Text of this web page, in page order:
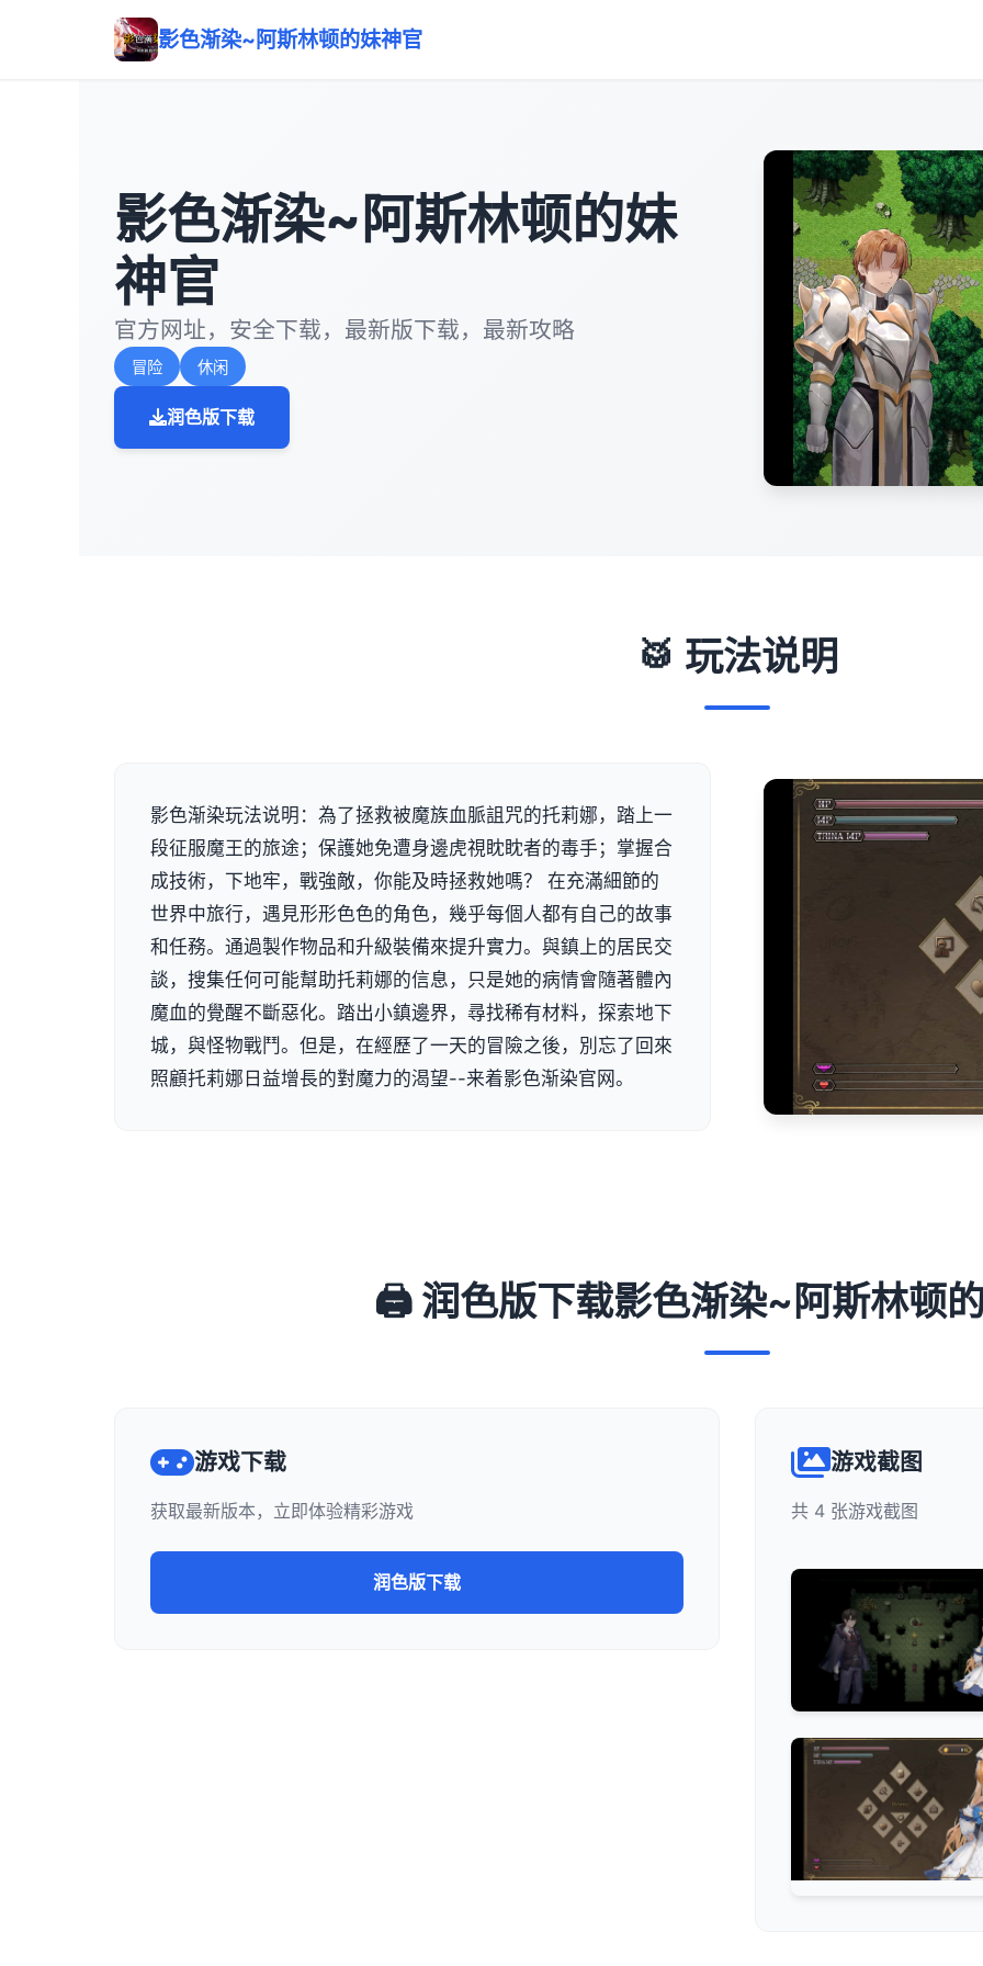
影色渐染~阿斯林顿的妹神官
影色渐染~阿斯林顿的妹
神官
官方网址，安全下载，最新版下载，最新攻略
冒险 休闲
润色版下载
🥁 玩法说明
影色渐染玩法说明：為了拯救被魔族血脈詛咒的托莉娜，踏上一
段征服魔王的旅途；保護她免遭身邊虎視眈眈者的毒手；掌握合
成技術，下地牢，戰強敵，你能及時拯救她嗎？ 在充滿細節的
世界中旅行，遇見形形色色的角色，幾乎每個人都有自己的故事
和任務。通過製作物品和升級裝備來提升實力。與鎮上的居民交
談，搜集任何可能幫助托莉娜的信息，只是她的病情會隨著體內
魔血的覺醒不斷惡化。踏出小鎮邊界，尋找稀有材料，探索地下
城，與怪物戰鬥。但是，在經歷了一天的冒險之後，別忘了回來
照顧托莉娜日益增長的對魔力的渴望--来着影色渐染官网。
🖨️ 润色版下载影色渐染~阿斯林顿
游戏下载
获取最新版本，立即体验精彩游戏
润色版下载
游戏截图
共 4 张游戏截图